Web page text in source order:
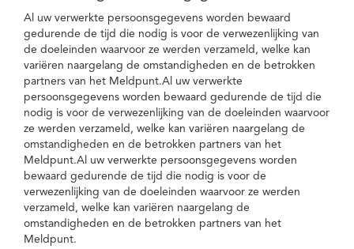
Al uw verwerkte persoonsgegevens worden bewaard
gedurende de tijd die nodig is voor de verwezenlijking van
de doeleinden waarvoor ze werden verzameld, welke kan
variëren naargelang de omstandigheden en de betrokken
partners van het Meldpunt.Al uw verwerkte
persoonsgegevens worden bewaard gedurende de tijd die
nodig is voor de verwezenlijking van de doeleinden waarvoor
ze werden verzameld, welke kan variëren naargelang de
omstandigheden en de betrokken partners van het
Meldpunt.Al uw verwerkte persoonsgegevens worden
bewaard gedurende de tijd die nodig is voor de
verwezenlijking van de doeleinden waarvoor ze werden
verzameld, welke kan variëren naargelang de
omstandigheden en de betrokken partners van het
Meldpunt.